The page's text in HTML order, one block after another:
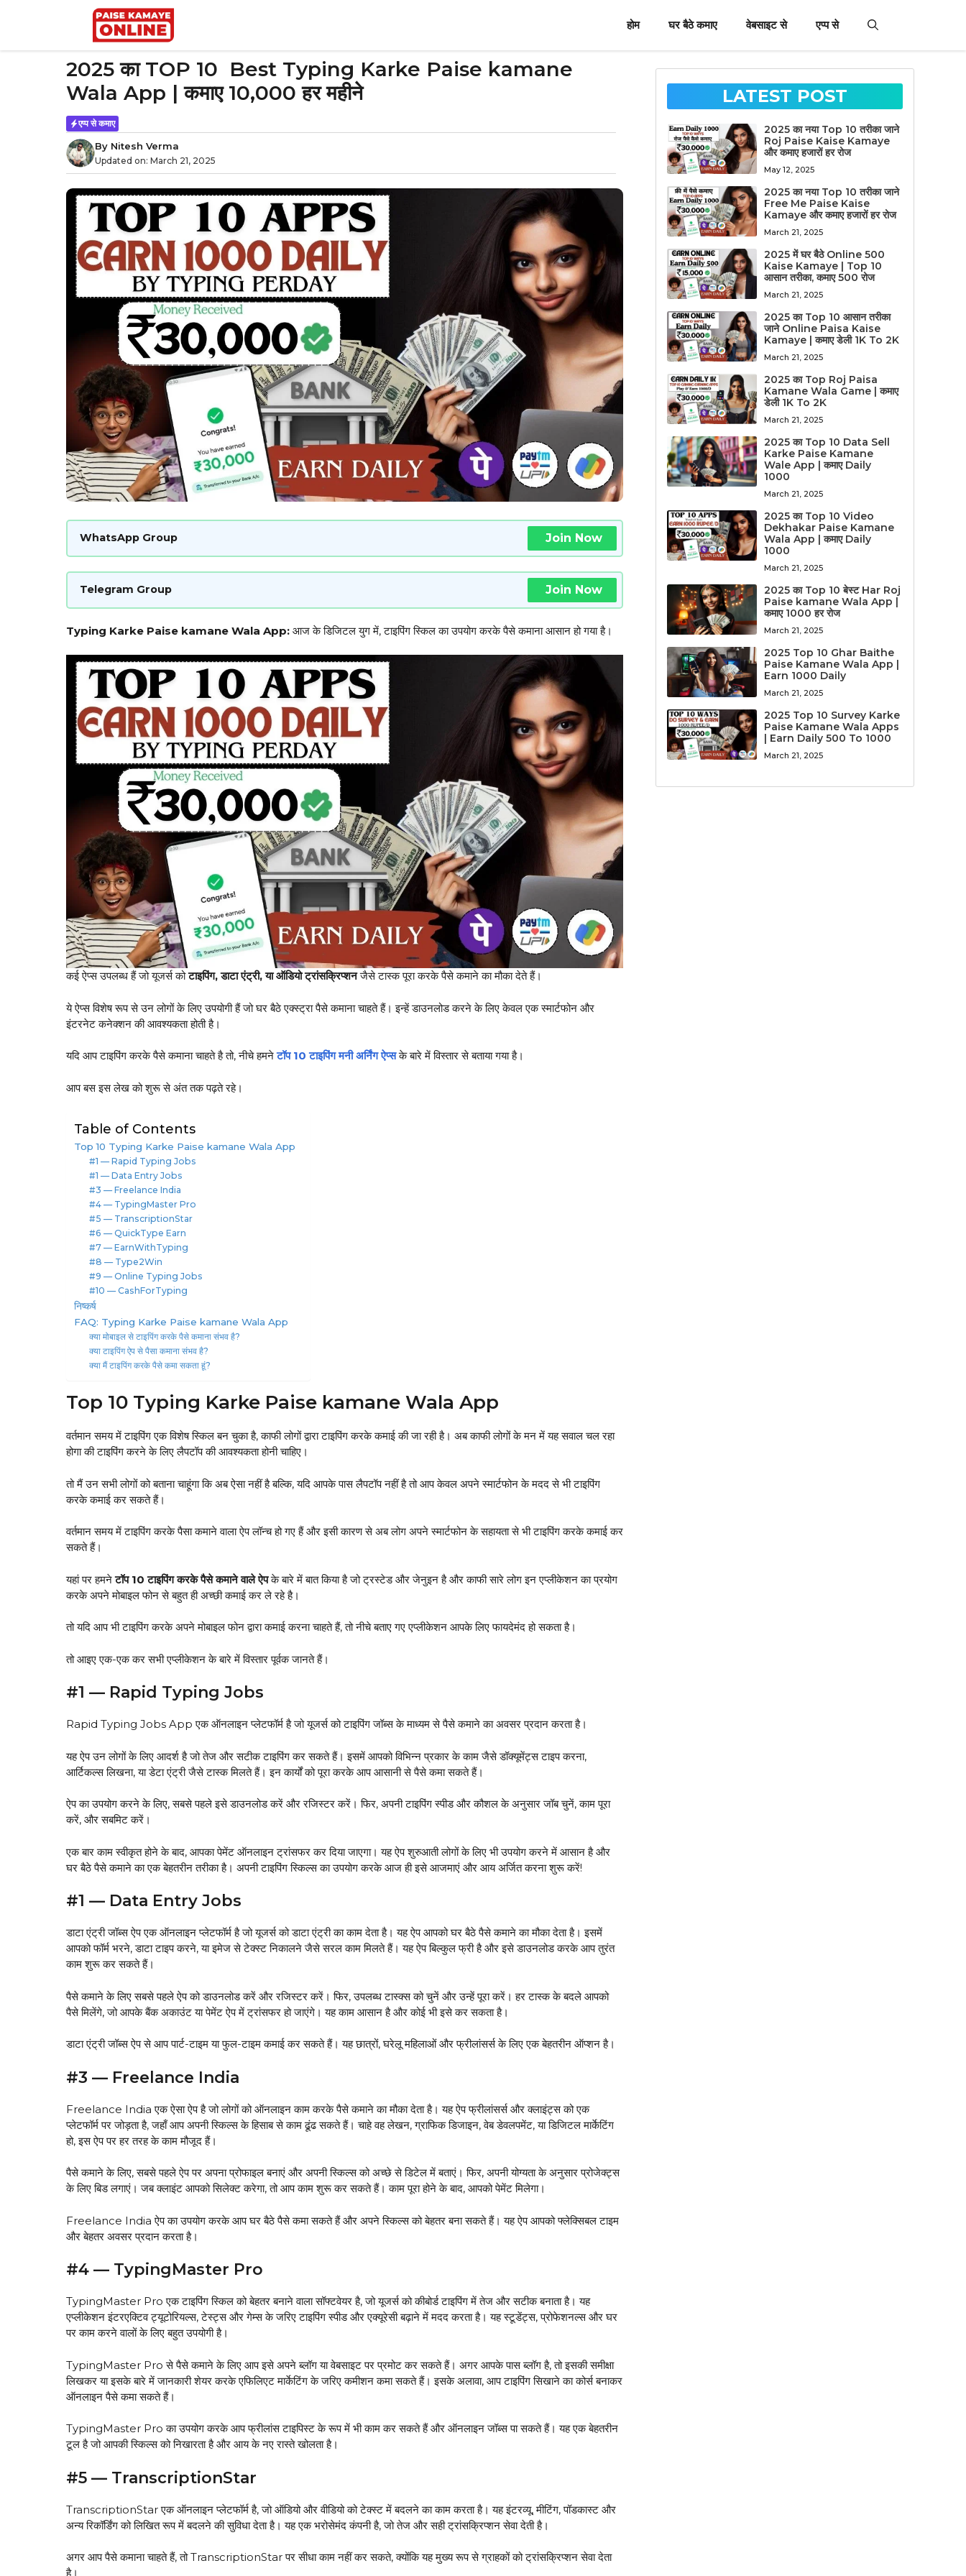
होम घर बैठे कमाए वेबसाइट से एप्प से
2025 का TOP 10 Best Typing Karke Paise kamane
Wala App | कमाए 10,000 हर महीने
एप्प से कमाए
By Nitesh Verma
Updated on: March 21, 2025
WhatsApp Group Join Now
Telegram Group Join Now
Typing Karke Paise kamane Wala App: आज के डिजिटल युग में, टाइपिंग स्किल का उपयोग करके पैसे कमाना आसान हो गया है।
कई ऐप्स उपलब्ध हैं जो यूजर्स कोटाइपिंग, डाटा एंट्री, या ऑडियो ट्रांसक्रिप्शनजैसे टास्क पूरा करके पैसे कमाने का मौका देते हैं।
ये ऐप्स विशेष रूप से उन लोगों के लिए उपयोगी हैं जो घर बैठे एक्स्ट्रा पैसे कमाना चाहते हैं। इन्हें डाउनलोड करने के लिए केवल एक स्मार्टफोन और
इंटरनेट कनेक्शन की आवश्यकता होती है।
यदि आप टाइपिंग करके पैसे कमाना चाहते है तो, नीचे हमनेटॉप 10 टाइपिंग मनी अर्निंग ऐप्सके बारे में विस्तार से बताया गया है।
आप बस इस लेख को शुरू से अंत तक पढ़ते रहे।
Table of Contents
Top 10 Typing Karke Paise kamane Wala App
#1 — Rapid Typing Jobs
#1 — Data Entry Jobs
#3 — Freelance India
#4 — TypingMaster Pro
#5 — TranscriptionStar
#6 — QuickType Earn
#7 — EarnWithTyping
#8 — Type2Win
#9 — Online Typing Jobs
#10 — CashForTyping
निष्कर्ष
FAQ: Typing Karke Paise kamane Wala App
क्या मोबाइल से टाइपिंग करके पैसे कमाना संभव है?
क्या टाइपिंग ऐप से पैसा कमाना संभव है?
क्या मैं टाइपिंग करके पैसे कमा सकता हूं?
Top 10 Typing Karke Paise kamane Wala App
वर्तमान समय में टाइपिंग एक विशेष स्किल बन चुका है, काफी लोगों द्वारा टाइपिंग करके कमाई की जा रही है। अब काफी लोगों के मन में यह सवाल चल रहा
होगा की टाइपिंग करने के लिए लैपटॉप की आवश्यकता होनी चाहिए।
तो मैं उन सभी लोगों को बताना चाहूंगा कि अब ऐसा नहीं है बल्कि, यदि आपके पास लैपटॉप नहीं है तो आप केवल अपने स्मार्टफोन के मदद से भी टाइपिंग
करके कमाई कर सकते हैं।
वर्तमान समय में टाइपिंग करके पैसा कमाने वाला ऐप लॉन्च हो गए हैं और इसी कारण से अब लोग अपने स्मार्टफोन के सहायता से भी टाइपिंग करके कमाई कर
सकते हैं।
यहां पर हमनेटॉप 10 टाइपिंग करके पैसे कमाने वाले ऐपके बारे में बात किया है जो ट्रस्टेड और जेनुइन है और काफी सारे लोग इन एप्लीकेशन का प्रयोग
करके अपने मोबाइल फोन से बहुत ही अच्छी कमाई कर ले रहे है।
तो यदि आप भी टाइपिंग करके अपने मोबाइल फोन द्वारा कमाई करना चाहते हैं, तो नीचे बताए गए एप्लीकेशन आपके लिए फायदेमंद हो सकता है।
तो आइए एक-एक कर सभी एप्लीकेशन के बारे में विस्तार पूर्वक जानते हैं।
#1 — Rapid Typing Jobs
Rapid Typing Jobs App एक ऑनलाइन प्लेटफॉर्म है जो यूजर्स को टाइपिंग जॉब्स के माध्यम से पैसे कमाने का अवसर प्रदान करता है।
यह ऐप उन लोगों के लिए आदर्श है जो तेज और सटीक टाइपिंग कर सकते हैं। इसमें आपको विभिन्न प्रकार के काम जैसे डॉक्यूमेंट्स टाइप करना,
आर्टिकल्स लिखना, या डेटा एंट्री जैसे टास्क मिलते हैं। इन कार्यों को पूरा करके आप आसानी से पैसे कमा सकते हैं।
ऐप का उपयोग करने के लिए, सबसे पहले इसे डाउनलोड करें और रजिस्टर करें। फिर, अपनी टाइपिंग स्पीड और कौशल के अनुसार जॉब चुनें, काम पूरा
करें, और सबमिट करें।
एक बार काम स्वीकृत होने के बाद, आपका पेमेंट ऑनलाइन ट्रांसफर कर दिया जाएगा। यह ऐप शुरुआती लोगों के लिए भी उपयोग करने में आसान है और
घर बैठे पैसे कमाने का एक बेहतरीन तरीका है। अपनी टाइपिंग स्किल्स का उपयोग करके आज ही इसे आजमाएं और आय अर्जित करना शुरू करें!
#1 — Data Entry Jobs
डाटा एंट्री जॉब्स ऐप एक ऑनलाइन प्लेटफॉर्म है जो यूजर्स को डाटा एंट्री का काम देता है। यह ऐप आपको घर बैठे पैसे कमाने का मौका देता है। इसमें
आपको फॉर्म भरने, डाटा टाइप करने, या इमेज से टेक्स्ट निकालने जैसे सरल काम मिलते हैं। यह ऐप बिल्कुल फ्री है और इसे डाउनलोड करके आप तुरंत
काम शुरू कर सकते हैं।
पैसे कमाने के लिए सबसे पहले ऐप को डाउनलोड करें और रजिस्टर करें। फिर, उपलब्ध टास्क्स को चुनें और उन्हें पूरा करें। हर टास्क के बदले आपको
पैसे मिलेंगे, जो आपके बैंक अकाउंट या पेमेंट ऐप में ट्रांसफर हो जाएंगे। यह काम आसान है और कोई भी इसे कर सकता है।
डाटा एंट्री जॉब्स ऐप से आप पार्ट-टाइम या फुल-टाइम कमाई कर सकते हैं। यह छात्रों, घरेलू महिलाओं और फ्रीलांसर्स के लिए एक बेहतरीन ऑप्शन है।
#3 — Freelance India
Freelance India एक ऐसा ऐप है जो लोगों को ऑनलाइन काम करके पैसे कमाने का मौका देता है। यह ऐप फ्रीलांसर्स और क्लाइंट्स को एक
प्लेटफॉर्म पर जोड़ता है, जहाँ आप अपनी स्किल्स के हिसाब से काम ढूंढ सकते हैं। चाहे वह लेखन, ग्राफिक डिजाइन, वेब डेवलपमेंट, या डिजिटल मार्केटिंग
हो, इस ऐप पर हर तरह के काम मौजूद हैं।
पैसे कमाने के लिए, सबसे पहले ऐप पर अपना प्रोफाइल बनाएं और अपनी स्किल्स को अच्छे से डिटेल में बताएं। फिर, अपनी योग्यता के अनुसार प्रोजेक्ट्स
के लिए बिड लगाएं। जब क्लाइंट आपको सिलेक्ट करेगा, तो आप काम शुरू कर सकते हैं। काम पूरा होने के बाद, आपको पेमेंट मिलेगा।
Freelance India ऐप का उपयोग करके आप घर बैठे पैसे कमा सकते हैं और अपने स्किल्स को बेहतर बना सकते हैं। यह ऐप आपको फ्लेक्सिबल टाइम
और बेहतर अवसर प्रदान करता है।
#4 — TypingMaster Pro
TypingMaster Pro एक टाइपिंग स्किल को बेहतर बनाने वाला सॉफ्टवेयर है, जो यूजर्स को कीबोर्ड टाइपिंग में तेज और सटीक बनाता है। यह
एप्लीकेशन इंटरएक्टिव ट्यूटोरियल्स, टेस्ट्स और गेम्स के जरिए टाइपिंग स्पीड और एक्यूरेसी बढ़ाने में मदद करता है। यह स्टूडेंट्स, प्रोफेशनल्स और घर
पर काम करने वालों के लिए बहुत उपयोगी है।
TypingMaster Pro से पैसे कमाने के लिए आप इसे अपने ब्लॉग या वेबसाइट पर प्रमोट कर सकते हैं। अगर आपके पास ब्लॉग है, तो इसकी समीक्षा
लिखकर या इसके बारे में जानकारी शेयर करके एफिलिएट मार्केटिंग के जरिए कमीशन कमा सकते हैं। इसके अलावा, आप टाइपिंग सिखाने का कोर्स बनाकर
ऑनलाइन पैसे कमा सकते हैं।
TypingMaster Pro का उपयोग करके आप फ्रीलांस टाइपिस्ट के रूप में भी काम कर सकते हैं और ऑनलाइन जॉब्स पा सकते हैं। यह एक बेहतरीन
टूल है जो आपकी स्किल्स को निखारता है और आय के नए रास्ते खोलता है।
#5 — TranscriptionStar
TranscriptionStar एक ऑनलाइन प्लेटफॉर्म है, जो ऑडियो और वीडियो को टेक्स्ट में बदलने का काम करता है। यह इंटरव्यू, मीटिंग, पॉडकास्ट और
अन्य रिकॉर्डिंग को लिखित रूप में बदलने की सुविधा देता है। यह एक भरोसेमंद कंपनी है, जो तेज और सही ट्रांसक्रिप्शन सेवा देती है।
अगर आप पैसे कमाना चाहते हैं, तो TranscriptionStar पर सीधा काम नहीं कर सकते, क्योंकि यह मुख्य रूप से ग्राहकों को ट्रांसक्रिप्शन सेवा देता
है।
LATEST POST
2025 का नया Top 10 तरीका जाने
Roj Paise Kaise Kamaye
और कमाए हजारों हर रोज
May 12, 2025
2025 का नया Top 10 तरीका जाने
Free Me Paise Kaise
Kamaye और कमाए हजारों हर रोज
March 21, 2025
2025 में घर बैठे Online 500
Kaise Kamaye | Top 10
आसान तरीका, कमाए 500 रोज
March 21, 2025
2025 का Top 10 आसान तरीका
जाने Online Paisa Kaise
Kamaye | कमाए डेली 1K To 2K
March 21, 2025
2025 का Top Roj Paisa
Kamane Wala Game | कमाए
डेली 1K To 2K
March 21, 2025
2025 का Top 10 Data Sell
Karke Paise Kamane
Wale App | कमाए Daily
1000
March 21, 2025
2025 का Top 10 Video
Dekhakar Paise Kamane
Wala App | कमाए Daily
1000
March 21, 2025
2025 का Top 10 बेस्ट Har Roj
Paise kamane Wala App |
कमाए 1000 हर रोज
March 21, 2025
2025 Top 10 Ghar Baithe
Paise Kamane Wala App |
Earn 1000 Daily
March 21, 2025
2025 Top 10 Survey Karke
Paise Kamane Wala Apps
| Earn Daily 500 To 1000
March 21, 2025